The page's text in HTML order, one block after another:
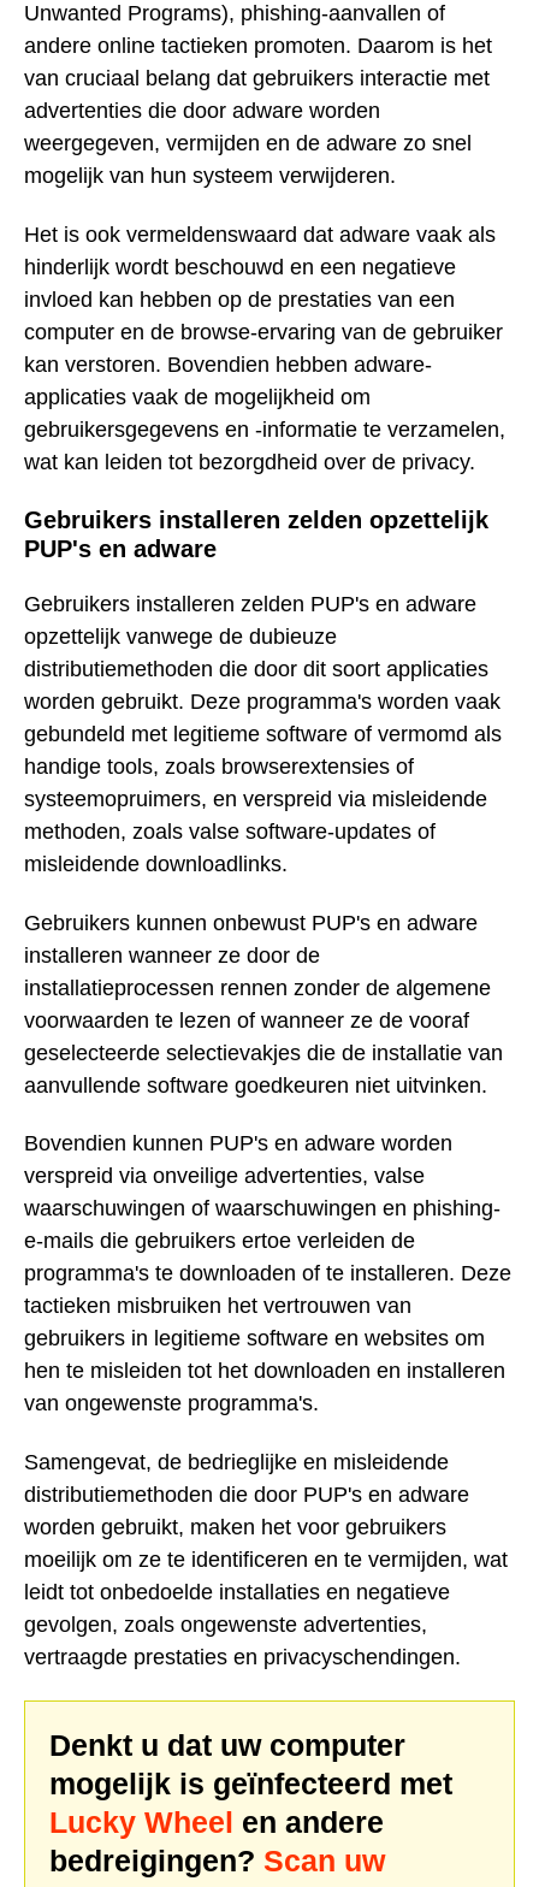
Unwanted Programs), phishing-aanvallen of
andere online tactieken promoten. Daarom is het
van cruciaal belang dat gebruikers interactie met
advertenties die door adware worden
weergegeven, vermijden en de adware zo snel
mogelijk van hun systeem verwijderen.
Het is ook vermeldenswaard dat adware vaak als
hinderlijk wordt beschouwd en een negatieve
invloed kan hebben op de prestaties van een
computer en de browse-ervaring van de gebruiker
kan verstoren. Bovendien hebben adware-
applicaties vaak de mogelijkheid om
gebruikersgegevens en -informatie te verzamelen,
wat kan leiden tot bezorgdheid over de privacy.
Gebruikers installeren zelden opzettelijk
PUP's en adware
Gebruikers installeren zelden PUP's en adware
opzettelijk vanwege de dubieuze
distributiemethoden die door dit soort applicaties
worden gebruikt. Deze programma's worden vaak
gebundeld met legitieme software of vermomd als
handige tools, zoals browserextensies of
systeemopruimers, en verspreid via misleidende
methoden, zoals valse software-updates of
misleidende downloadlinks.
Gebruikers kunnen onbewust PUP's en adware
installeren wanneer ze door de
installatieprocessen rennen zonder de algemene
voorwaarden te lezen of wanneer ze de vooraf
geselecteerde selectievakjes die de installatie van
aanvullende software goedkeuren niet uitvinken.
Bovendien kunnen PUP's en adware worden
verspreid via onveilige advertenties, valse
waarschuwingen of waarschuwingen en phishing-
e-mails die gebruikers ertoe verleiden de
programma's te downloaden of te installeren. Deze
tactieken misbruiken het vertrouwen van
gebruikers in legitieme software en websites om
hen te misleiden tot het downloaden en installeren
van ongewenste programma's.
Samengevat, de bedrieglijke en misleidende
distributiemethoden die door PUP's en adware
worden gebruikt, maken het voor gebruikers
moeilijk om ze te identificeren en te vermijden, wat
leidt tot onbedoelde installaties en negatieve
gevolgen, zoals ongewenste advertenties,
vertraagde prestaties en privacyschendingen.
Denkt u dat uw computer
mogelijk is geïnfecteerd met
Lucky Wheel en andere
bedreigingen? Scan uw